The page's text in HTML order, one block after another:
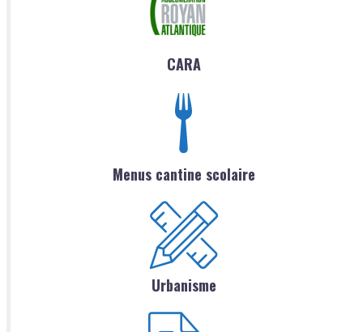
CARA
Menus cantine scolaire
Urbanisme